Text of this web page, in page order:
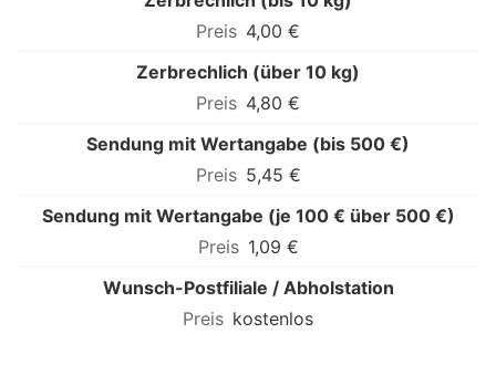
4,00 €
Zerbrechlich (über 10 kg)
4,80 €
Sendung mit Wertangabe (bis 500 €)
5,45 €
Sendung mit Wertangabe (je 100 € über 500 €)
1,09 €
Wunsch-Postfiliale / Abholstation
kostenlos